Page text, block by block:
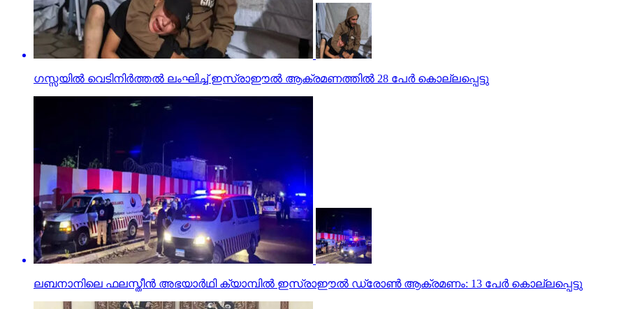
ഗസ്സയില്‍ വെടിനിര്‍ത്തല്‍ ലംഘിച്ച് ഇസ്രാഈല്‍ ആക്രമണത്തില്‍ 28 പേര്‍ കൊല്ലപ്പെട്ടു
ലബനാനിലെ ഫലസ്തീന്‍ അഭയാര്‍ഥി ക്യാമ്പില്‍ ഇസ്രാഈല്‍ ഡ്രോണ്‍ ആക്രമണം: 13 പേര്‍ കൊല്ലപ്പെട്ടു